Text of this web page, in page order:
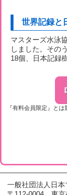
世界記録と
マスターズ水泳
しました。その
18個、日本記録
『有料会員限定』と
一般社団法人日